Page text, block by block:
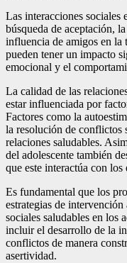
Las interacciones sociales
búsqueda de aceptación,
influencia de amigos en la
pueden tener un impacto
emocional y el
La calidad de las
estar influenciada por
Factores como la
la resolución de conflictos
relaciones saludables.
del adolescente también
que este interactúa con los
Es fundamental que los
estrategias de
sociales saludables en los
incluir el desarrollo de la
conflictos de manera
asertividad.